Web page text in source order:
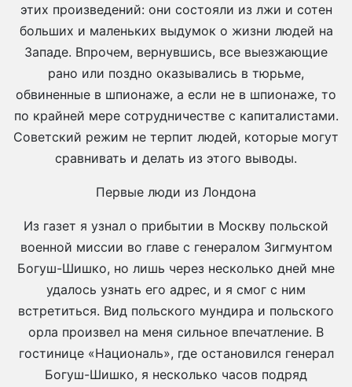
этих произведений: они состояли из лжи и сотен
больших и маленьких выдумок о жизни людей на
Западе. Впрочем, вернувшись, все выезжающие
рано или поздно оказывались в тюрьме,
обвиненные в шпионаже, а если не в шпионаже, то
по крайней мере сотрудничестве с капиталистами.
Советский режим не терпит людей, которые могут
сравнивать и делать из этого выводы.
Первые люди из Лондона
Из газет я узнал о прибытии в Москву польской
военной миссии во главе с генералом Зигмунтом
Богуш-Шишко, но лишь через несколько дней мне
удалось узнать его адрес, и я смог с ним
встретиться. Вид польского мундира и польского
орла произвел на меня сильное впечатление. В
гостинице «Националь», где остановился генерал
Богуш-Шишко, я несколько часов подряд